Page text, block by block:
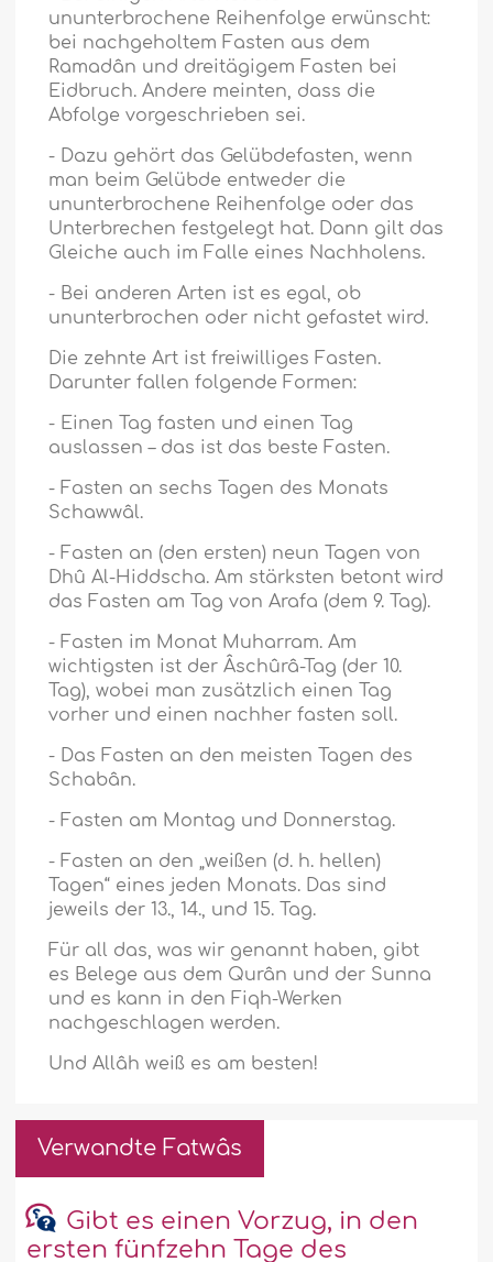
ununterbrochene Reihenfolge erwünscht:
bei nachgeholtem Fasten aus dem
Ramadân und dreitägigem Fasten bei
Eidbruch. Andere meinten, dass die
Abfolge vorgeschrieben sei.
- Dazu gehört das Gelübdefasten, wenn
man beim Gelübde entweder die
ununterbrochene Reihenfolge oder das
Unterbrechen festgelegt hat. Dann gilt das
Gleiche auch im Falle eines Nachholens.
- Bei anderen Arten ist es egal, ob
ununterbrochen oder nicht gefastet wird.
Die zehnte Art ist freiwilliges Fasten.
Darunter fallen folgende Formen:
- Einen Tag fasten und einen Tag
auslassen – das ist das beste Fasten.
- Fasten an sechs Tagen des Monats
Schawwâl.
- Fasten an (den ersten) neun Tagen von
Dhû Al-Hiddscha. Am stärksten betont wird
das Fasten am Tag von Arafa (dem 9. Tag).
- Fasten im Monat Muharram. Am
wichtigsten ist der Âschûrâ-Tag (der 10.
Tag), wobei man zusätzlich einen Tag
vorher und einen nachher fasten soll.
- Das Fasten an den meisten Tagen des
Schabân.
- Fasten am Montag und Donnerstag.
- Fasten an den „weißen (d. h. hellen)
Tagen“ eines jeden Monats. Das sind
jeweils der 13., 14., und 15. Tag.
Für all das, was wir genannt haben, gibt
es Belege aus dem Qurân und der Sunna
und es kann in den Fiqh-Werken
nachgeschlagen werden.
Und Allâh weiß es am besten!
Verwandte Fatwâs
Gibt es einen Vorzug, in den
ersten fünfzehn Tage des